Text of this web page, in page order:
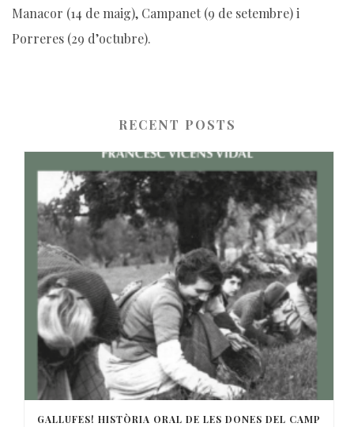
Manacor (14 de maig), Campanet (9 de setembre) i
Porreres (29 d’octubre).
RECENT POSTS
GALLUFES! HISTÒRIA ORAL DE LES DONES DEL CAMP